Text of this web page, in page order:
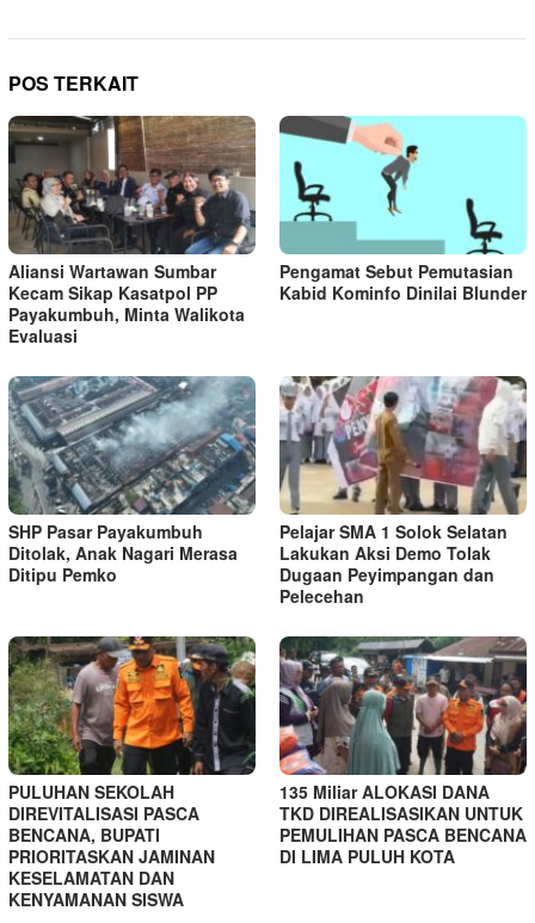
POS TERKAIT
Aliansi Wartawan Sumbar
Kecam Sikap Kasatpol PP
Payakumbuh, Minta Walikota
Evaluasi
Pengamat Sebut Pemutasian
Kabid Kominfo Dinilai Blunder
SHP Pasar Payakumbuh
Ditolak, Anak Nagari Merasa
Ditipu Pemko
Pelajar SMA 1 Solok Selatan
Lakukan Aksi Demo Tolak
Dugaan Peyimpangan dan
Pelecehan
PULUHAN SEKOLAH
DIREVITALISASI PASCA
BENCANA, BUPATI
PRIORITASKAN JAMINAN
KESELAMATAN DAN
KENYAMANAN SISWA
135 Miliar ALOKASI DANA
TKD DIREALISASIKAN UNTUK
PEMULIHAN PASCA BENCANA
DI LIMA PULUH KOTA